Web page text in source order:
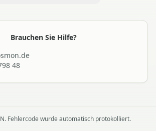
Brauchen Sie Hilfe?
48
Fehlercode wurde automatisch protokolliert.